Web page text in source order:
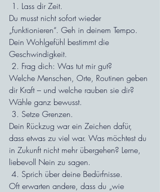
1. Lass dir Zeit.
Du musst nicht sofort wieder
„funktionieren“. Geh in deinem Tempo.
Dein Wohlgefühl bestimmt die
Geschwindigkeit.
2. Frag dich: Was tut mir gut?
Welche Menschen, Orte, Routinen geben
dir Kraft – und welche rauben sie dir?
Wähle ganz bewusst.
3. Setze Grenzen.
Dein Rückzug war ein Zeichen dafür,
dass etwas zu viel war. Was möchtest du
in Zukunft nicht mehr übergehen? Lerne,
liebevoll Nein zu sagen.
4. Sprich über deine Bedürfnisse.
Oft erwarten andere, dass du „wie